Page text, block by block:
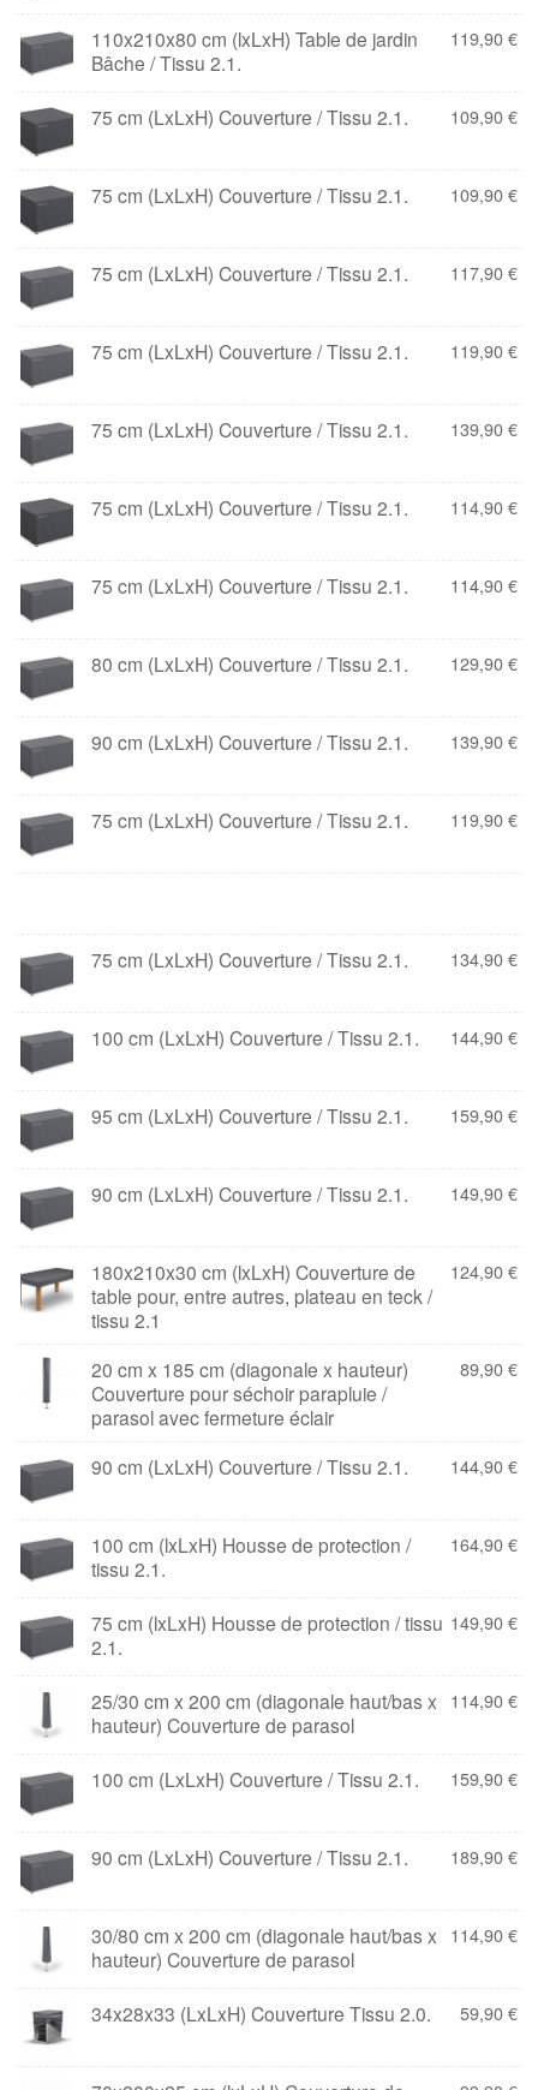
110x210x80 cm (lxLxH) Table de jardin
Bâche / Tissu 2.1.
119,90 €
75 cm (LxLxH) Couverture / Tissu 2.1. 109,90 €
75 cm (LxLxH) Couverture / Tissu 2.1. 109,90 €
75 cm (LxLxH) Couverture / Tissu 2.1. 117,90 €
75 cm (LxLxH) Couverture / Tissu 2.1. 119,90 €
75 cm (LxLxH) Couverture / Tissu 2.1. 139,90 €
75 cm (LxLxH) Couverture / Tissu 2.1. 114,90 €
75 cm (LxLxH) Couverture / Tissu 2.1. 114,90 €
80 cm (LxLxH) Couverture / Tissu 2.1. 129,90 €
90 cm (LxLxH) Couverture / Tissu 2.1. 139,90 €
75 cm (LxLxH) Couverture / Tissu 2.1. 119,90 €
75 cm (LxLxH) Couverture / Tissu 2.1. 134,90 €
100 cm (LxLxH) Couverture / Tissu 2.1. 144,90 €
95 cm (LxLxH) Couverture / Tissu 2.1. 159,90 €
90 cm (LxLxH) Couverture / Tissu 2.1. 149,90 €
180x210x30 cm (lxLxH) Couverture de
table pour, entre autres, plateau en teck /
tissu 2.1
124,90 €
20 cm x 185 cm (diagonale x hauteur)
Couverture pour séchoir parapluie /
parasol avec fermeture éclair
89,90 €
90 cm (LxLxH) Couverture / Tissu 2.1. 144,90 €
100 cm (lxLxH) Housse de protection /
tissu 2.1.
164,90 €
75 cm (lxLxH) Housse de protection / tissu
2.1.
149,90 €
25/30 cm x 200 cm (diagonale haut/bas x
hauteur) Couverture de parasol
114,90 €
100 cm (LxLxH) Couverture / Tissu 2.1. 159,90 €
90 cm (LxLxH) Couverture / Tissu 2.1. 189,90 €
30/80 cm x 200 cm (diagonale haut/bas x
hauteur) Couverture de parasol
114,90 €
34x28x33 (LxLxH) Couverture Tissu 2.0. 59,90 €